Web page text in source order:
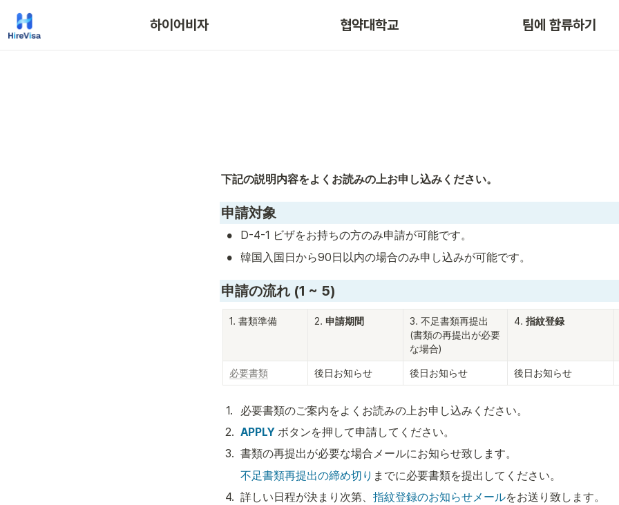
하이어비자 협약대학교 팀에 합류하기
下記の説明内容をよくお読みの上お申し込みください。
申請対象
• D-4-1 ビザをお持ちの方のみ申請が可能です。
• 韓国入国日から90日以内の場合のみ申し込みが可能です。
申請の流れ (1 ~ 5)
1. 書類準備 2. 申請期間
3. 不足書類再提出
(書類の再提出が必要
な場合)
4. 指紋登録
必要書類 後日お知らせ 後日お知らせ 後日お知らせ
1.
必要書類のご案内をよくお読みの上お申し込みください。
2. APPLY ボタンを押して申請してください。
3. 書類の再提出が必要な場合メールにお知らせ致します。
不足書類再提出の締め切り までに必要書類を提出してください。
4. 詳しい日程が決まり次第、 指紋登録のお知らせメールをお送り致します。